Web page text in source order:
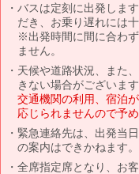
バスは定刻に出発しま
だき、お乗り遅れには
※出発時間に間に合わ
ません。
天候や道路状況、また
きない場合がございます
交通機関の利用、宿泊
応じられませんので予
緊急連絡先は、出発当
の案内はできかねます。
全席指定席となり、お